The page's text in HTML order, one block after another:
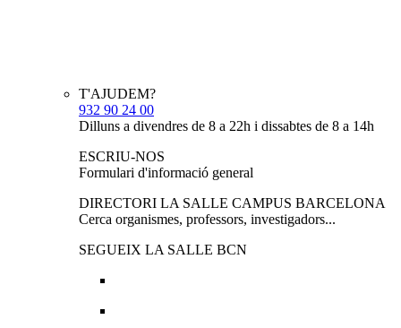
T'AJUDEM?
932 90 24 00
Dilluns a divendres de 8 a 22h i dissabtes de 8 a 14h
ESCRIU-NOS
Formulari d'informació general
DIRECTORI LA SALLE CAMPUS BARCELONA
Cerca organismes, professors, investigadors...
SEGUEIX LA SALLE BCN